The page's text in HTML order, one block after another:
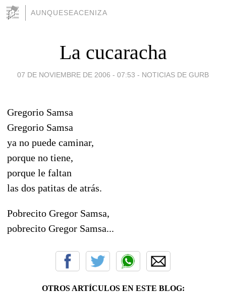
AUNQUESEACENIZA
La cucaracha
07 DE NOVIEMBRE DE 2006 - 07:53 - NOTICIAS DE GURB
Gregorio Samsa
Gregorio Samsa
ya no puede caminar,
porque no tiene,
porque le faltan
las dos patitas de atrás.
Pobrecito Gregor Samsa,
pobrecito Gregor Samsa...
OTROS ARTÍCULOS EN ESTE BLOG: